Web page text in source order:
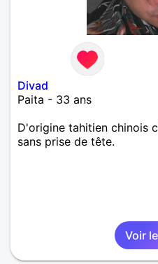
Divad
Paita - 33 ans
D'origine tahitien chinois
sans prise de tête.
Voir